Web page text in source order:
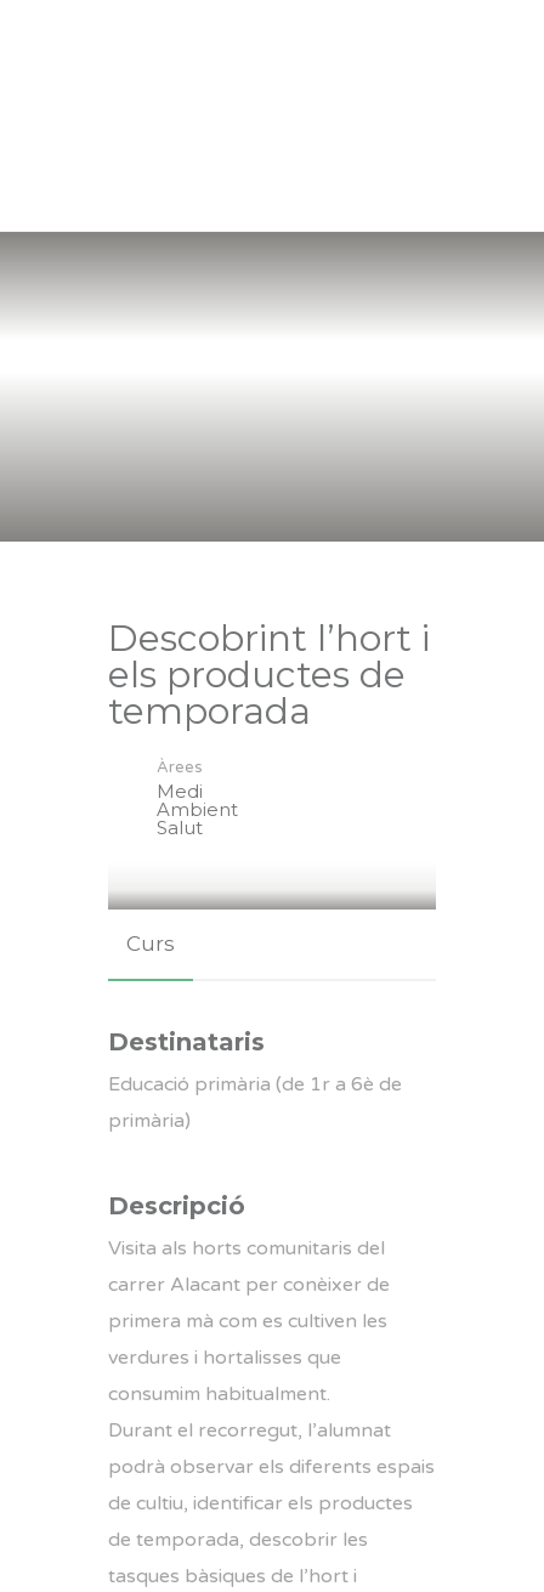
Descobrint l’hort i
els productes de
temporada
Àrees
Medi
Ambient
Salut
Curs
Destinataris
Educació primària (de 1r a 6è de
primària)
Descripció
Visita als horts comunitaris del
carrer Alacant per conèixer de
primera mà com es cultiven les
verdures i hortalisses que
consumim habitualment.
Durant el recorregut, l’alumnat
podrà observar els diferents espais
de cultiu, identificar els productes
de temporada, descobrir les
tasques bàsiques de l’hort i